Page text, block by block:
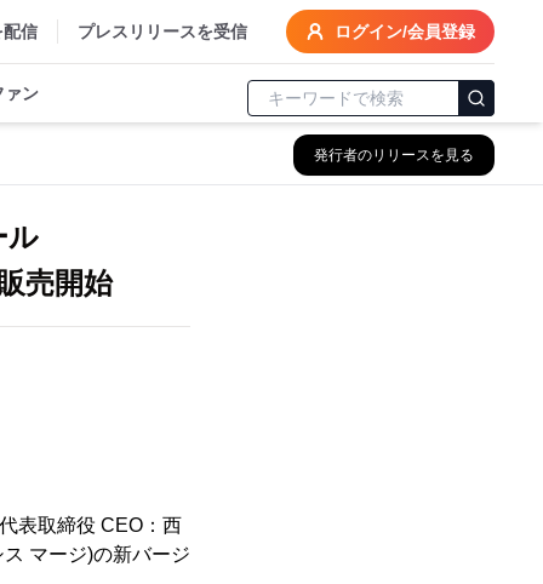
配信 プレスリリースを受信 ログイン/会員登録
ァン
発行者のリリースを見る
ル
売開始
表取締役 CEO：西
マージ)の新バージ